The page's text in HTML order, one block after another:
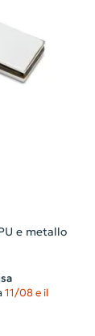
e metallo
11/08 e il